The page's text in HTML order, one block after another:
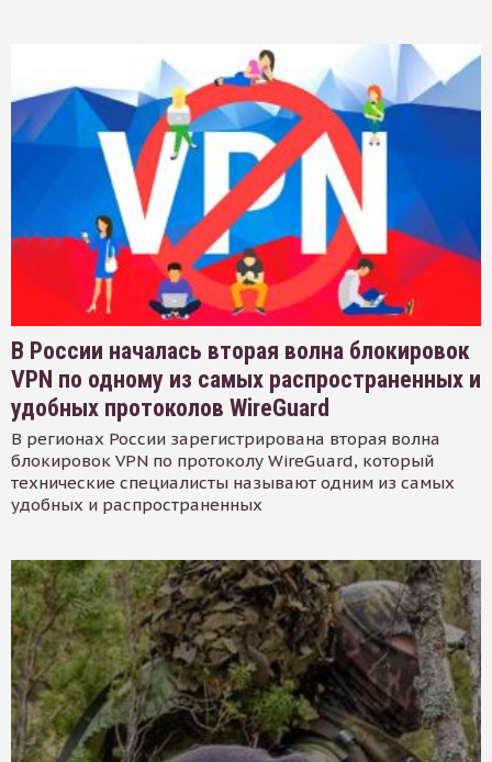
В России началась вторая волна блокировок
VPN по одному из самых распространенных и
удобных протоколов WireGuard
В регионах России зарегистрирована вторая волна
блокировок VPN по протоколу WireGuard, который
технические специалисты называют одним из самых
удобных и распространенных